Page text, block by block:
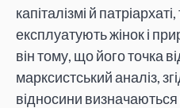
капіталізмі й
експлуатують жінок і
він тому, що його точка
марксистський аналіз,
відносини